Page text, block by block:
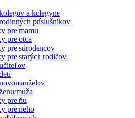
a kolegyne
príslušníkov
pre mamu
pre otca
pre súrodencov
pre starých rodičov
muža
pre ňu
pre neho